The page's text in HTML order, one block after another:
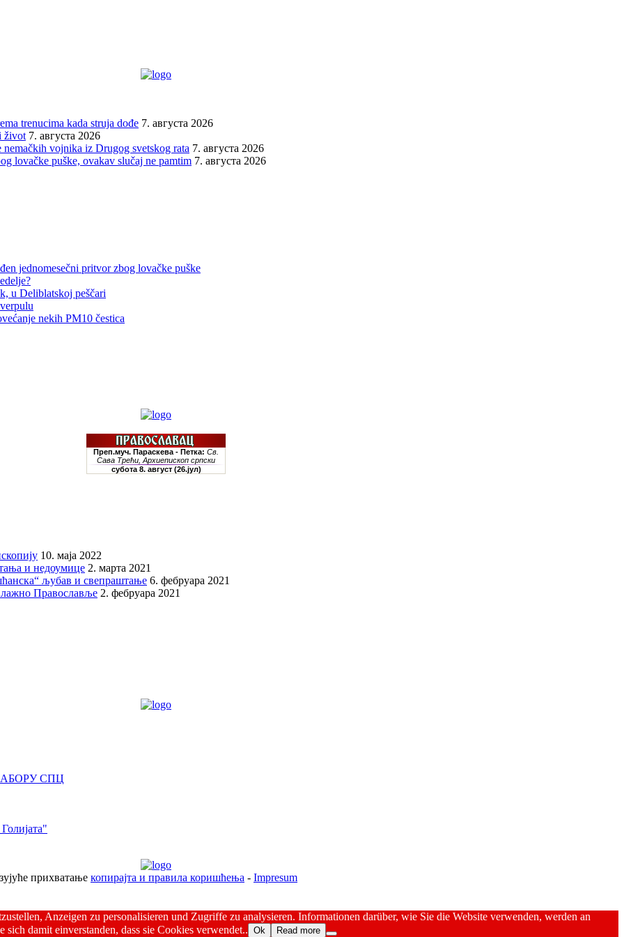
trenucima kada struja dođe 7. августа 2026
život 7. августа 2026
vojnika iz Drugog svetskog rata 7. августа 2026
lovačke puške, ovakav slučaj ne pamtim 7. августа 2026
jednomesečni pritvor zbog lovačke puške
u Deliblatskoj peščari
nekih PM10 čestica
10. маја 2022
и недоумице 2. марта 2021
љубав и свепраштање 6. фебруара 2021
Православље 2. фебруара 2021
СПЦ
прихватање копирајта и правила коришћења - Impresum
Anzeigen zu personalisieren und Zugriffe zu analysieren. Informationen darüber, wie Sie die Website verwenden, werden an
damit einverstanden, dass sie Cookies verwendet.. Ok Read more